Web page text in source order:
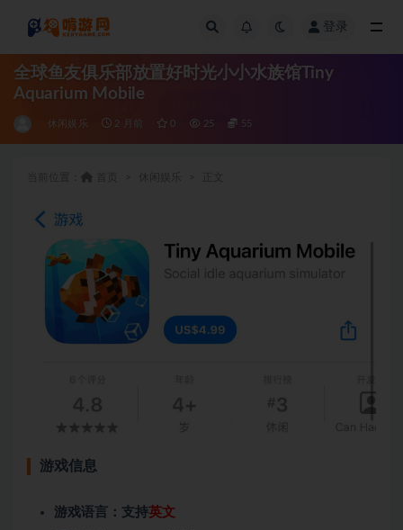
登录
全球鱼友俱乐部放置好时光小小水族馆Tiny
Aquarium Mobile
休闲娱乐 2 月前 0 25 55
游戏信息
游戏语言：支持英文